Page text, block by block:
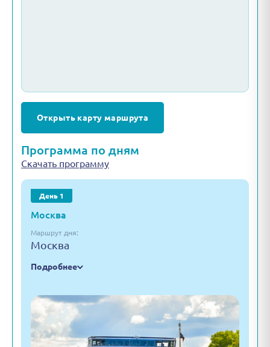
Открыть карту маршрута
Программа по дням
Скачать программу
День 1
Москва
Маршрут дня:
Москва
Подробнее